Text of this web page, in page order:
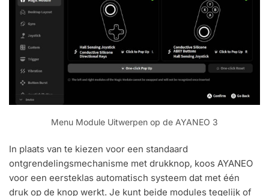
Menu Module Uitwerpen op de AYANEO 3
In plaats van te kiezen voor een standaard
ontgrendelingsmechanisme met drukknop, koos AYANEO
voor een eersteklas automatisch systeem dat met één
druk op de knop werkt. Je kunt beide modules tegelijk of